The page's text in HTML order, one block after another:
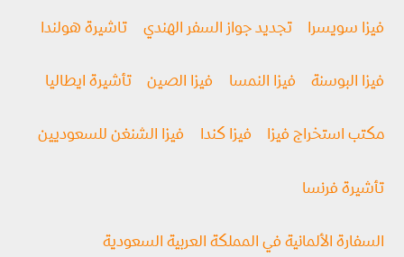
فيزا سويسرا تجديد جواز السفر الهندي تاشيرة هولندا
فيزا البوسنة فيزا النمسا فيزا الصين تأشيرة ايطاليا
مكتب استخراج فيزا فيزا كندا فيزا الشنغن للسعوديين
تأشيرة فرنسا
السفارة الألمانية في المملكة العربية السعودية